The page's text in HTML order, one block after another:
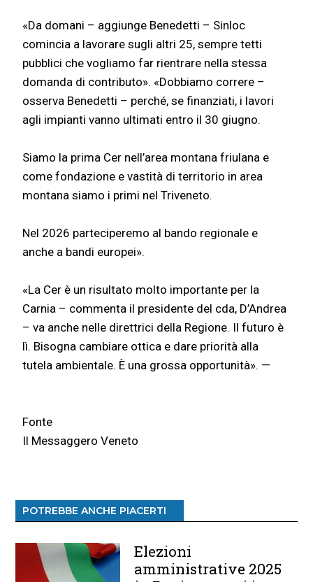
«Da domani – aggiunge Benedetti – Sinloc
comincia a lavorare sugli altri 25, sempre tetti
pubblici che vogliamo far rientrare nella stessa
domanda di contributo». «Dobbiamo correre –
osserva Benedetti – perché, se finanziati, i lavori
agli impianti vanno ultimati entro il 30 giugno.
Siamo la prima Cer nell’area montana friulana e
come fondazione e vastità di territorio in area
montana siamo i primi nel Triveneto.
Nel 2026 parteciperemo al bando regionale e
anche a bandi europei».
«La Cer è un risultato molto importante per la
Carnia – commenta il presidente del cda, D’Andrea
– va anche nelle direttrici della Regione. Il futuro è
lì. Bisogna cambiare ottica e dare priorità alla
tutela ambientale. È una grossa opportunità». —
Fonte
Il Messaggero Veneto
POTREBBE ANCHE PIACERTI
Elezioni
amministrative 2025